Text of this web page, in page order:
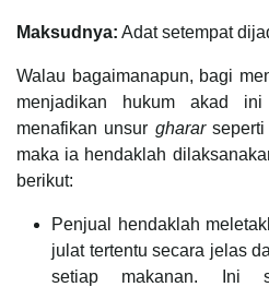
Maksudnya: Adat setempat
Walau bagaimanapun, bagi
menjadikan hukum akad
menafikan unsur ghararseperti
maka ia hendaklah
berikut:
Penjual hendaklah
julat tertentu secara jelas
setiap makanan. Ini